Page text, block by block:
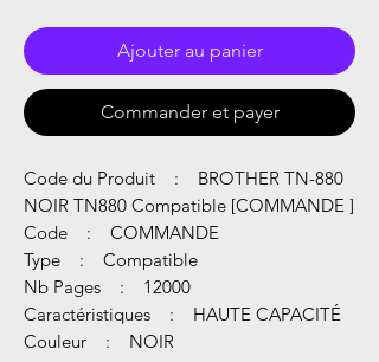
Ajouter au panier
Commander et payer
Code du Produit : BROTHER TN-880
NOIR TN880 Compatible [COMMANDE ]
Code : COMMANDE
Type : Compatible
Nb Pages : 12000
Caractéristiques : HAUTE CAPACITÉ
Couleur : NOIR